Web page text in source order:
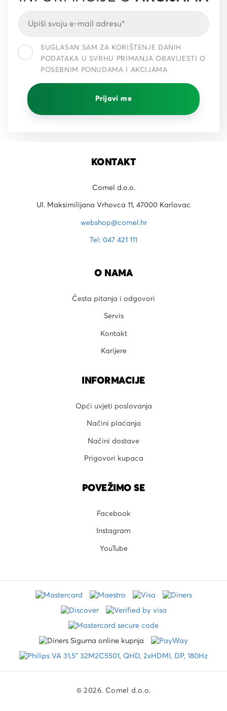
SUGLASAN SAM ZA KORIŠTENJE DANIH
PODATAKA U SVRHU PRIMANJA OBAVIJESTI O
POSEBNIM PONUDAMA I AKCIJAMA
Prijavi me
KONTAKT
Comel d.o.o.
Ul. Maksimilijana Vrhovca 11, 47000 Karlovac
webshop@comel.hr
Tel: 047 421 111
O NAMA
Česta pitanja i odgovori
Servis
Kontakt
Karijere
INFORMACIJE
Opći uvjeti poslovanja
Načini plaćanja
Načini dostave
Prigovori kupaca
POVEŽIMO SE
Facebook
Instagram
YouTube
© 2026. Comel d.o.o.